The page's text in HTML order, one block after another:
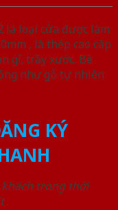
là loại cửa được làm
, là thép cao cấp
gỉ, trầy xước. Bề
như gỗ tự nhiên
KÝ
khách trong thời